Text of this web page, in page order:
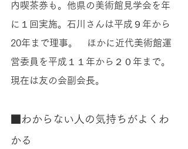
内喫茶券も。他県の美術館見学会を年
に１回実施。石川さんは平成９年から
20年まで理事。　ほかに近代美術館運
営委員を平成１１年から２０年まで。
現在は友の会副会長。
■わからない人の気持ちがよくわ
かる